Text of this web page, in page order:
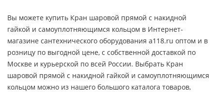
Вы можете купить Кран шаровой прямой с накидной
гайкой и самоуплотняющимся кольцом в Интернет-
магазине сантехнического оборудования a118.ru оптом и в
розницу по выгодной цене, c собственной доставкой по
Москве и курьерской по всей России. Выбрать Кран
шаровой прямой с накидной гайкой и самоуплотняющимся
кольцом можно из нашего большого каталога товаров,